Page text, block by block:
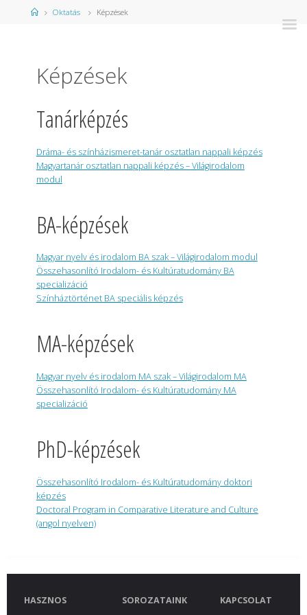
Kezdőlap
Oktatás Képzések
Képzések
Tanárképzés
Dráma- és színházismeret-tanár osztatlan nappali képzés
Magyartanár osztatlan nappali képzés – Világirodalom
modul
BA-képzések
Magyar nyelv és irodalom BA szak – Világirodalom modul
Összehasonlító Irodalom- és Kultúratudomány BA
specializáció
Színháztörténet BA speciális képzés
MA-képzések
Magyar nyelv és irodalom MA szak – Világirodalom MA
Összehasonlító Irodalom- és Kultúratudomány MA
specializáció
PhD-képzések
Összehasonlító Irodalom- és Kultúratudomány doktori
képzés
Doctoral Program in Comparative Literature and Culture
(angol nyelven)
HASZNOS
SOROZATAINK KAPCSOLAT